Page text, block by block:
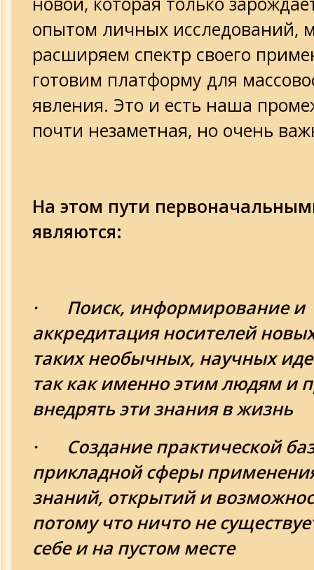
опытом личных исследований,
расширяем спектр своего
готовим платформу для
явления. Это и есть наша
почти незаметная, но очень
На этом пути
являются:
· Поиск, информирование и
аккредитация носителей
таких необычных, научных
так как именно этим людям и
внедрять эти знания в жизнь
· Создание практической
прикладной сферы
знаний, открытий и
потому что ничто не
себе и на пустом месте